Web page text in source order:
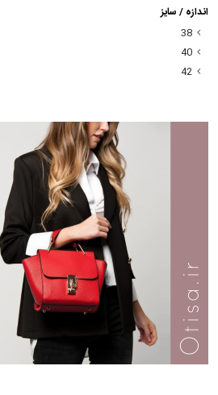
اندازه / سایز
38
40
42